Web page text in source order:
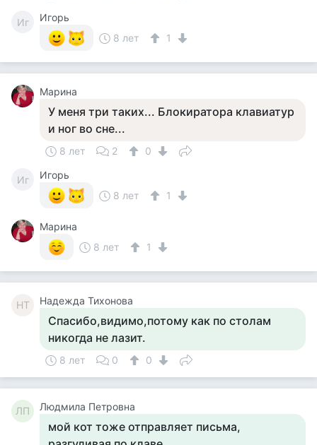
Иг
Игорь
8 лет
1
Марина
У меня три таких... Блокиратора клавиатур
и ног во сне...
8 лет 2 0
Иг
Игорь
8 лет
1
Марина
8 лет
1
НТ Надежда Тихонова
Спасибо,видимо,потому как по столам
никогда не лазит.
8 лет 0 0
ЛП Людмила Петровна
мой кот тоже отправляет письма,